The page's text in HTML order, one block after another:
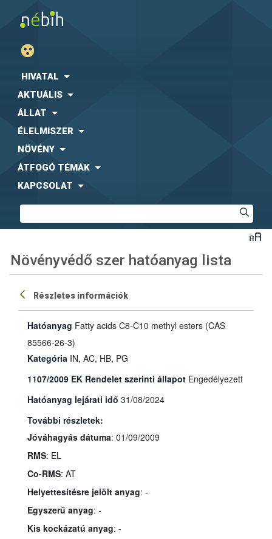
HIVATAL
AKTUÁLIS
ÁLLAT
ÉLELMISZER
NÖVÉNY
ÁTFOGÓ TÉMÁK
KAPCSOLAT
Növényvédő szer hatóanyag lista
Részletes információk
Hatóanyag
85566-26-3)
Kategória IN, AC, HB, PG
1107/2009 EK Rendelet szerinti állapot Engedélyezett
Hatóanyag lejárati idő 31/08/2024
További részletek:
Jóváhagyás dátuma: 01/09/2009
RMS: EL
Co-RMS: AT
Helyettesítésre jelölt anyag: -
Egyszerű anyag: -
Kis kockázatú anyag: -